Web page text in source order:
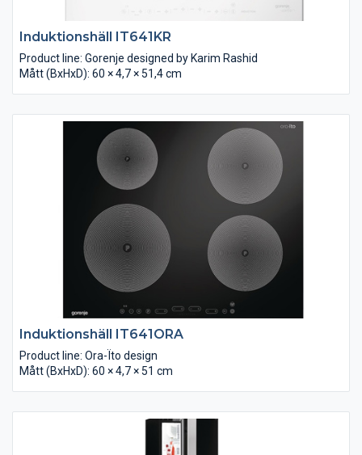
Induktionshäll IT641KR
Product line: Gorenje designed by Karim Rashid
Mått (BxHxD): 60 × 4,7 × 51,4 cm
Induktionshäll IT641ORA
Product line: Ora-Ïto design
Mått (BxHxD): 60 × 4,7 × 51 cm